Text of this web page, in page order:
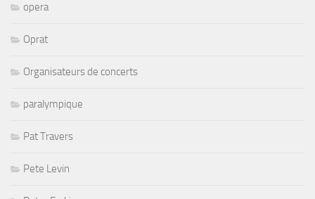
opera
Oprat
Organisateurs de concerts
paralympique
Pat Travers
Pete Levin